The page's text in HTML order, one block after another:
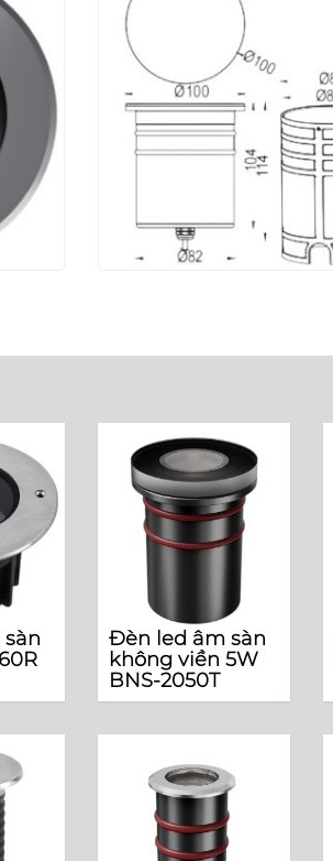
Đèn led âm sàn
không viền 5W
BNS-2050T